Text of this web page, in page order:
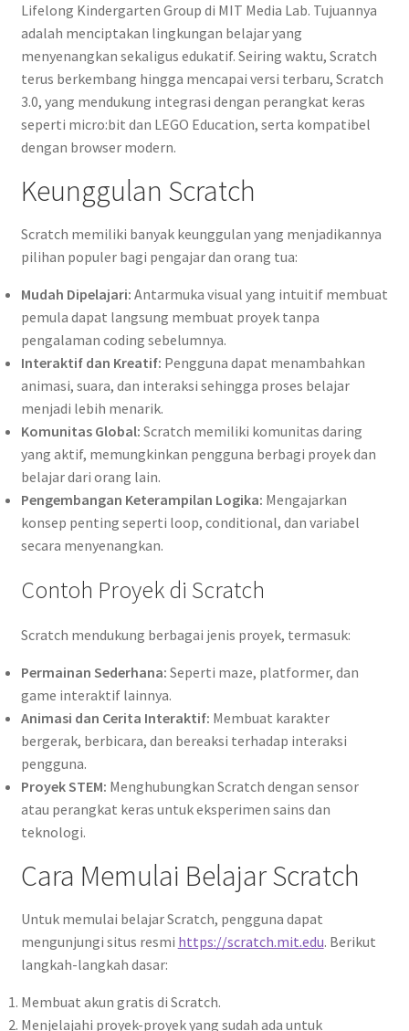
Lifelong Kindergarten Group di MIT Media Lab. Tujuannya
adalah menciptakan lingkungan belajar yang
menyenangkan sekaligus edukatif. Seiring waktu, Scratch
terus berkembang hingga mencapai versi terbaru, Scratch
3.0, yang mendukung integrasi dengan perangkat keras
seperti micro:bit dan LEGO Education, serta kompatibel
dengan browser modern.
Keunggulan Scratch
Scratch memiliki banyak keunggulan yang menjadikannya
pilihan populer bagi pengajar dan orang tua:
Mudah Dipelajari: Antarmuka visual yang intuitif membuat
pemula dapat langsung membuat proyek tanpa
pengalaman coding sebelumnya.
Interaktif dan Kreatif: Pengguna dapat menambahkan
animasi, suara, dan interaksi sehingga proses belajar
menjadi lebih menarik.
Komunitas Global: Scratch memiliki komunitas daring
yang aktif, memungkinkan pengguna berbagi proyek dan
belajar dari orang lain.
Pengembangan Keterampilan Logika: Mengajarkan
konsep penting seperti loop, conditional, dan variabel
secara menyenangkan.
Contoh Proyek di Scratch
Scratch mendukung berbagai jenis proyek, termasuk:
Permainan Sederhana: Seperti maze, platformer, dan
game interaktif lainnya.
Animasi dan Cerita Interaktif: Membuat karakter
bergerak, berbicara, dan bereaksi terhadap interaksi
pengguna.
Proyek STEM: Menghubungkan Scratch dengan sensor
atau perangkat keras untuk eksperimen sains dan
teknologi.
Cara Memulai Belajar Scratch
Untuk memulai belajar Scratch, pengguna dapat
mengunjungi situs resmi https://scratch.mit.edu. Berikut
langkah-langkah dasar:
Membuat akun gratis di Scratch.
Menjelajahi proyek-proyek yang sudah ada untuk